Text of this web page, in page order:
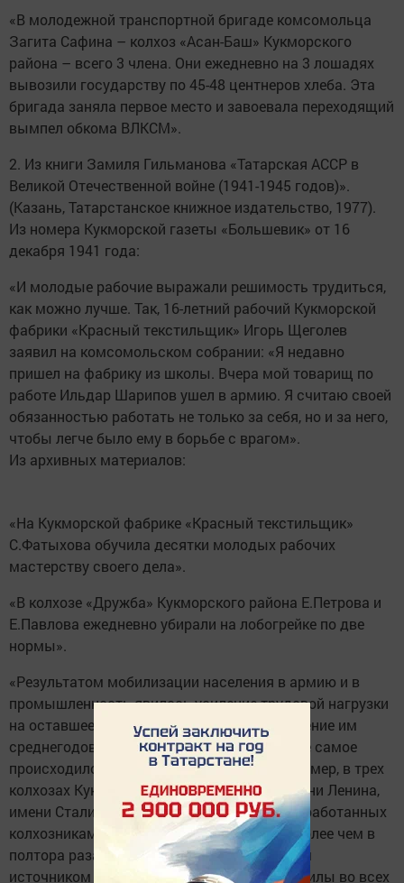
«В молодежной транспортной бригаде комсомольца
Загита Сафина – колхоз «Асан-Баш» Кукморского
района – всего 3 члена. Они ежедневно на 3 лошадях
вывозили государству по 45-48 центнеров хлеба. Эта
бригада заняла первое место и завоевала переходящий
вымпел обкома ВЛКСМ».
2. Из книги Замиля Гильманова «Татарская АССР в
Великой Отечественной войне (1941-1945 годов)».
(Казань, Татарстанское книжное издательство, 1977).
Из номера Кукморской газеты «Большевик» от 16
декабря 1941 года:
«И молодые рабочие выражали решимость трудиться,
как можно лучше. Так, 16-летний рабочий Кукморской
фабрики «Красный текстильщик» Игорь Щеголев
заявил на комсомольском собрании: «Я недавно
пришел на фабрику из школы. Вчера мой товарищ по
работе Ильдар Шарипов ушел в армию. Я считаю своей
обязанностью работать не только за себя, но и за него,
чтобы легче было ему в борьбе с врагом».
Из архивных материалов:
«На Кукморской фабрике «Красный текстильщик»
С.Фатыхова обучила десятки молодых рабочих
мастерству своего дела».
«В колхозе «Дружба» Кукморского района Е.Петрова и
Е.Павлова ежедневно убирали на лобогрейке по две
нормы».
«Результатом мобилизации населения в армию и в
промышленность явилось усиление трудовой нагрузки
на оставшееся сельское население, увеличение им
среднегодовой выработки трудодней. То же самое
происходило в колхозах Татарии. Так, например, в трех
колхозах Кукморского района Татарии (имени Ленина,
имени Сталина и «Кзыл сукачы») число выработанных
колхозниками трудодней в году выросло более чем в
полтора раза. Именно это явилось главным
источником компенсации потерь рабочей силы во всех